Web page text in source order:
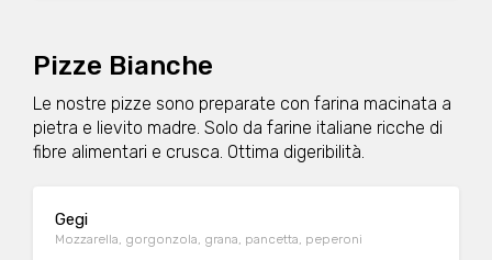
Pizze Bianche
Le nostre pizze sono preparate con farina macinata a
pietra e lievito madre. Solo da farine italiane ricche di
fibre alimentari e crusca. Ottima digeribilità.
Gegi
Mozzarella, gorgonzola, grana, pancetta, peperoni